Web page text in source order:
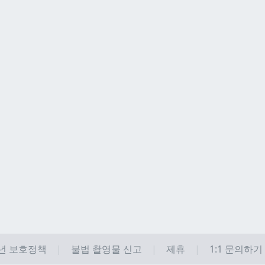
보호정책 불법 촬영물 신고 제휴 1:1 문의하기